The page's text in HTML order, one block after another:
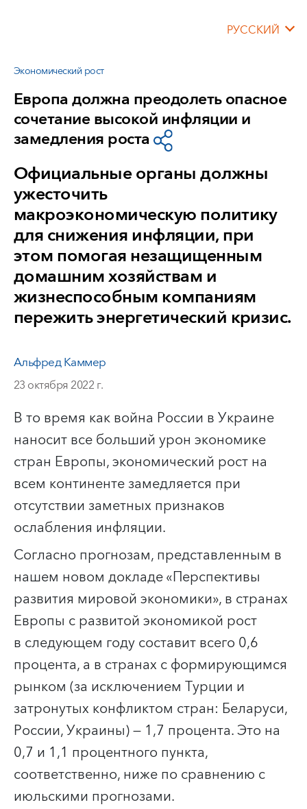
РУССКИЙ
Экономический рост
Европа должна преодолеть опасное
сочетание высокой инфляции и
замедления роста
Официальные органы должны
ужесточить
макроэкономическую политику
для снижения инфляции, при
этом помогая незащищенным
домашним хозяйствам и
жизнеспособным компаниям
пережить энергетический кризис.
Альфред Каммер
23 октября 2022 г.
В то время как война России в Украине
наносит все больший урон экономике
стран Европы, экономический рост на
всем континенте замедляется при
отсутствии заметных признаков
ослабления инфляции.
Согласно прогнозам, представленным в
нашем новом докладе «Перспективы
развития мировой экономики», в странах
Европы с развитой экономикой рост
в следующем году составит всего 0,6
процента, а в странах с формирующимся
рынком (за исключением Турции и
затронутых конфликтом стран: Беларуси,
России, Украины) — 1,7 процента. Это на
0,7 и 1,1 процентного пункта,
соответственно, ниже по сравнению с
июльскими прогнозами.